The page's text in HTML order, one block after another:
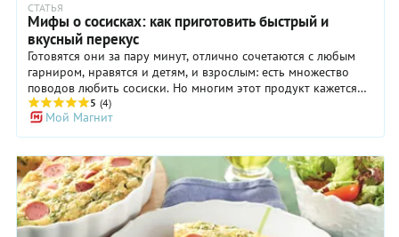
СТАТЬЯ
Мифы о сосисках: как приготовить быстрый и
вкусный перекус
Готовятся они за пару минут, отлично сочетаются с любым
гарниром, нравятся и детям, и взрослым: есть множество
поводов любить сосиски. Но многим этот продукт кажется
совсем не вписывающимся в здоровый рацион.
Представления о вреде сосисок часто не имеют ничего
общего с реальностью, но эти мифы давно превратились в
настоящие стереотипы, которым многие доверяют.
5 (4)
Мой Магнит